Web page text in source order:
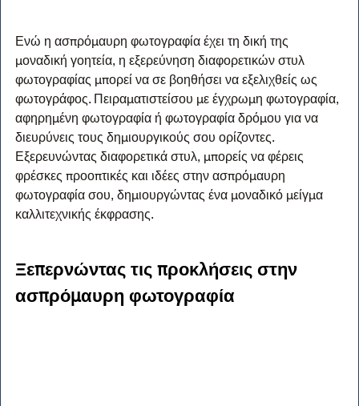
Ενώ η ασπρόμαυρη φωτογραφία έχει τη δική της
μοναδική γοητεία, η εξερεύνηση διαφορετικών στυλ
φωτογραφίας μπορεί να σε βοηθήσει να εξελιχθείς ως
φωτογράφος. Πειραματιστείσου με έγχρωμη φωτογραφία,
αφηρημένη φωτογραφία ή φωτογραφία δρόμου για να
διευρύνεις τους δημιουργικούς σου ορίζοντες.
Εξερευνώντας διαφορετικά στυλ, μπορείς να φέρεις
φρέσκες προοπτικές και ιδέες στην ασπρόμαυρη
φωτογραφία σου, δημιουργώντας ένα μοναδικό μείγμα
καλλιτεχνικής έκφρασης.
Ξεπερνώντας τις προκλήσεις στην
ασπρόμαυρη φωτογραφία